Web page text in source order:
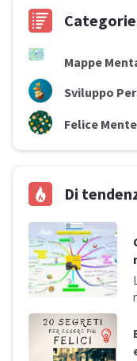
Categorie
Mappe
Sviluppo
Felice Mente
Di